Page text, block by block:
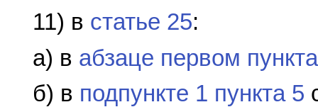
11) в статье 25:
а) в абзаце первом
б) в подпункте 1 пункта 5